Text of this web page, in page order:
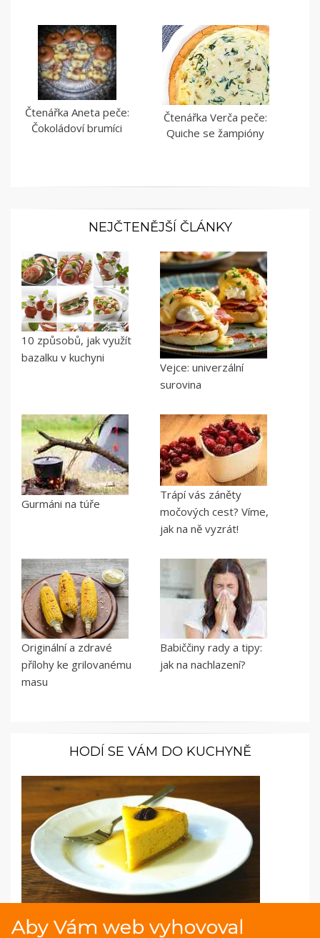
Čtenářka Aneta peče:
Čokoládoví brumíci
Čtenářka Verča peče:
Quiche se žampióny
NEJČTENĚJŠÍ ČLÁNKY
10 způsobů, jak využít
bazalku v kuchyni
Vejce: univerzální
surovina
Gurmáni na túře
Trápí vás záněty
močových cest? Víme,
jak na ně vyzrát!
Originální a zdravé
přílohy ke grilovanému
masu
Babiččiny rady a tipy:
jak na nachlazení?
HODÍ SE VÁM DO KUCHYNĚ
Aby Vám web vyhovoval